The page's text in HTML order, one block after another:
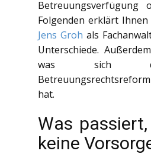
Betreuungsverfügung
Folgenden erklärt Ihnen
Jens Groh als
Unterschiede.
was sich
hat.
Was
keine